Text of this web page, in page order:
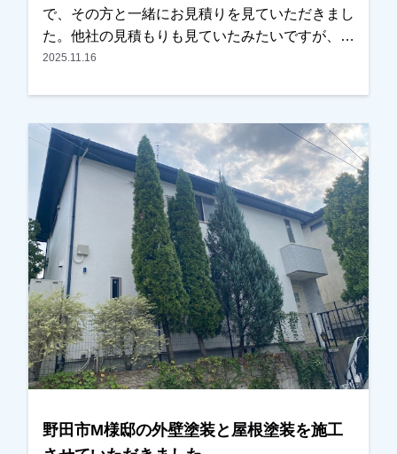
で、その方と一緒にお見積りを見ていただきまし
た。他社の見積もりも見ていたみたいですが、ご
近所の奥様ともご相談しながら検討され、弊社に
が、弊社で施工した近所の方の色を参考にされ、
一色でまとめることにされました。いい色に仕上
がっているとの事で喜んでいただけました。あり
がとうございました。越谷市、春日部市、野田
市、吉川市、草加市またはその他地域でも外壁塗
装をお考えのお客様、まずはご相談からでも大丈
夫です！現地調査、お見積りをもちろん無料にて
おこなっております。またお支払い方法につきま
しても、無金利ローンも取り扱っておりますの
で、ご遠慮なくお申しつけください。お待ちして
おります。
2025.11.16
野田市M様邸の外壁塗装と屋根塗装を施工